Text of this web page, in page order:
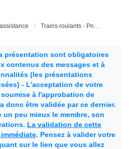
Trains roulants - Pneumatiques - etc...
présentation sont obligatoires
contenus des messages et à
(les présentations
- L'acceptation de votre
à l'approbation de
donc être validée par ce dernier.
un peu mieux le membre, son
La validation de cette
. Pensez à valider votre
sur le lien que vous allez